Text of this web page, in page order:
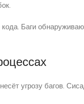
Баги
угрозу багов.